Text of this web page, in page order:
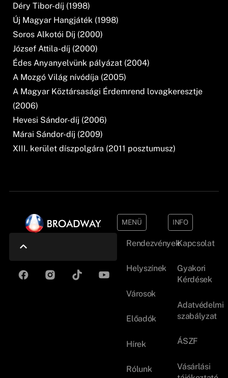
Déry Tibor-díj (1998)
Új Magyar Hangjáték (1998)
Soros Alkotói Díj (2000)
József Attila-díj (2000)
Édes Anyanyelvünk pályázat (2004)
A Mozgó Világ nívódíja (2005)
A Magyar Köztársasági Érdemrend lovagkeresztje
(2006)
Hevesi Sándor-díj (2006)
Márai Sándor-díj (2009)
XIII. kerület díszpolgára (2011 posztumusz)
MENÜ
Rendezvények
Helyszínek
Városok
Előadók
Hírek
Rólunk
INFO
Kapcsolat
Gyakori
Kérdések
Adatvédelmi
szabályzat
ÁSZF
Vásárlási